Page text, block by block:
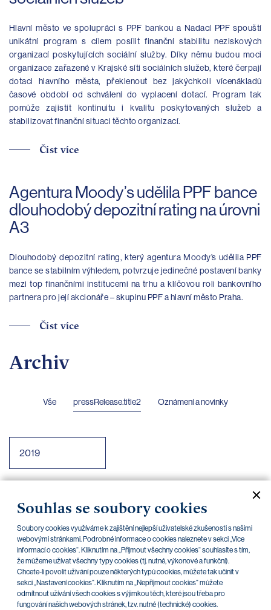
Souhlas se soubory cookies
Soubory cookies využíváme k zajištění nejlepší uživatelské zkušenosti s našimi
webovými stránkami. Podrobné informace o cookies naleznete v sekci „Více
informací o cookies“. Kliknutím na „Přijmout všechny cookies“ souhlasíte s tím,
že můžeme užívat všechny typy cookies (tj. nutné, výkonové a funkční).
Chcete-li povolit užívání pouze některých typů cookies, můžete tak učinit v
sekci „Nastavení cookies“. Kliknutím na „Nepříjmout cookies“ můžete
odmítnout užívání všech cookies s výjimkou těch, které jsou třeba pro
fungování našich webových stránek, tzv. nutné (technické) cookies.
Hlavní město ve spolupráci s PPF bankou a Nadací PPF spouští
unikátní program s cílem posílit finanční stabilitu neziskových
organizací poskytujících sociální služby. Díky němu budou moci
organizace zařazené v Krajské síti sociálních služeb, které čerpají
dotaci hlavního města, překlenout bez jakýchkoli vícenákladů
časové období od schválení do vyplacení dotací. Program tak
pomůže zajistit kontinuitu i kvalitu poskytovaných služeb a
stabilizovat finanční situaci těchto organizací.
Číst více
Agentura Moody’s udělila PPF bance
dlouhodobý depozitní rating na úrovni
A3
Dlouhodobý depozitní rating, který agentura Moody’s udělila PPF
bance se stabilním výhledem, potvrzuje jedinečné postavení banky
mezi top finančními institucemi na trhu a klíčovou roli bankovního
partnera pro její akcionáře – skupinu PPF a hlavní město Praha.
Číst více
Archiv
Vše pressRelease.title2 Oznámení a novinky
2019
konsolidované, auditorem ověřené
finanční výsledky k 31. 12. 2018 podle
IFRS
09/05/2019
PPF banka zveřejnila hospodářské
výsledky za rok 2018